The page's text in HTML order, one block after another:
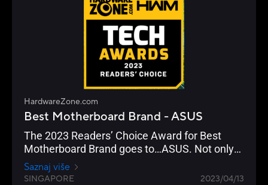
HardwareZone.com
Best Motherboard Brand - ASUS
The 2023 Readers’ Choice Award for Best
Motherboard Brand goes to…ASUS. Not only
has the brand been a favourite of our readers
year-on-year, but this year’s results have been
Saznaj više
SINGAPORE 2023/04/13